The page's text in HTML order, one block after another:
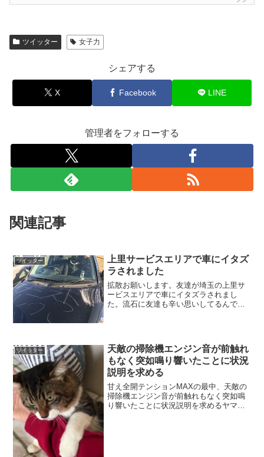
ツイッター 女子力
シェアする
X Facebook LINE
管理者をフォローする
関連記事
ツイッター
上里サービスエリアで車にイタズ
ラされました
拡散お願いします。友達が埼玉の上里サ
ービスエリアで車にイタズラされまし
た。流石に友達も辛い思いしてるんで出
ツイッター
天敵の掃除機エンジン音が前触れ
もなく突如鳴り響いたことに状況
説明を求める
甘え全開テンションMAXの最中、天敵の
掃除機エンジン音が前触れもなく突如鳴
り響いたことに状況説明を求めるヤマダ